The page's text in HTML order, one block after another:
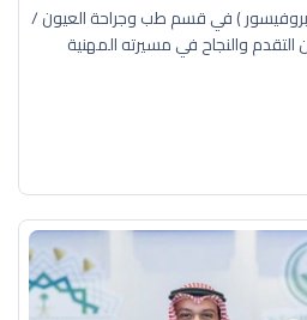
( بروفيسور ) في قسم طب وجراحة العيون /
والنجاح في مسيرته المهنية